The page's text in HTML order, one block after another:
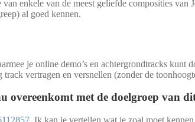
enkele van de meest geliefde composities
al goed kennen.
je online demo’s en achtergrondtracks kunt
vertragen en versnellen (zonder de
overeenkomt met de doelgroep van
Ik kan je vertellen wat je zoal moet